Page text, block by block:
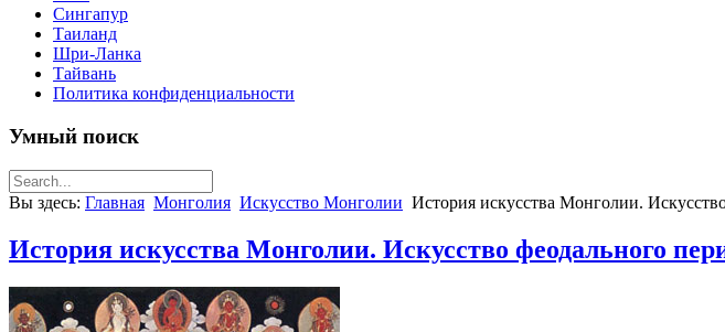
Сингапур
Таиланд
Шри-Ланка
Тайвань
Политика конфиденциальности
Умный поиск
Вы здесь: Главная Монголия Искусство Монголии История искусства Монголии.
История искусства Монголии. Искусство феодального